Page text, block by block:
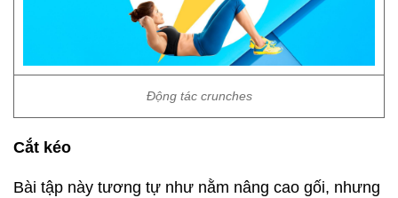
Động tác crunches
Cắt kéo
Bài tập này tương tự như nằm nâng cao gối, nhưng